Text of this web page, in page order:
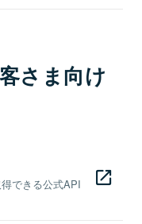
さま向け
できる公式API